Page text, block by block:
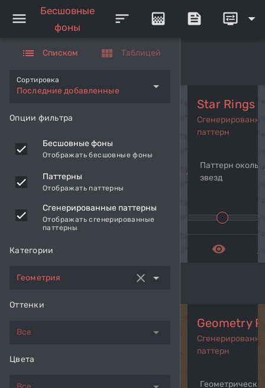
menu
Бесшовные
фоны
sort gradient feed display_settings arrow_drop_down
list Списком view_module Таблицей
Последние добавленные
Сортировка arrow_drop_down
Опции фильтра
Бесшовные фоны
Отображать бесшовные фоны
Паттерны
Отображать паттерны
Сгенерированные паттерны
Отображать сгенерированные
паттерны
Категории
Геометрия clear arrow_drop_down
Оттенки
Все arrow_drop_down
Цвета
navigate_before
Star Rings
паттерн
Паттерн
звезд
remove_red_eye
Geometry
паттерн